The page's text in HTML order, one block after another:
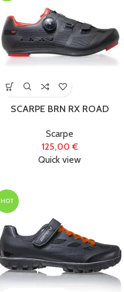
SCARPE BRN RX ROAD
Scarpe
125,00€
Quick view
HOT